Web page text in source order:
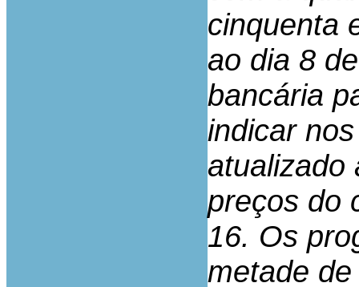
cinquenta
ao dia 8
bancária
indicar
atualizado
preços do
16. Os
metade